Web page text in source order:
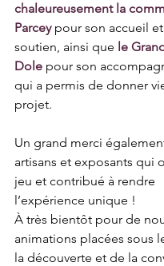
chaleureusement la
Parcey pour son accueil
soutien, ainsi que le
Dole pour son
qui a permis de donner
projet.
Un grand merci
artisans et exposants qui
jeu et contribué à rendre
l’expérience unique !
À très bientôt pour de
animations placées sous
la découverte et de la